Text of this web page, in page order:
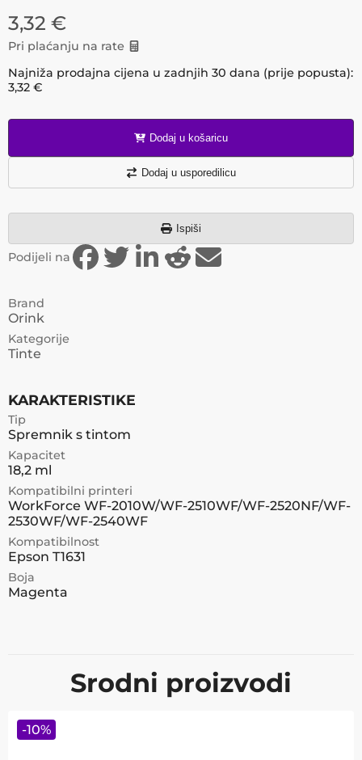
3,32 €
Pri plaćanju na rate
Najniža prodajna cijena u zadnjih 30 dana (prije popusta):
3,32 €
Dodaj u košaricu
Dodaj u usporedilicu
Ispiši
Podijeli na
Brand
Orink
Kategorije
Tinte
KARAKTERISTIKE
Tip
Spremnik s tintom
Kapacitet
18,2 ml
Kompatibilni printeri
WorkForce WF-2010W/WF-2510WF/WF-2520NF/WF-
2530WF/WF-2540WF
Kompatibilnost
Epson T1631
Boja
Magenta
Srodni proizvodi
-10%